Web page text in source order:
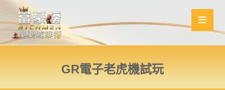
GR電子老虎機試玩